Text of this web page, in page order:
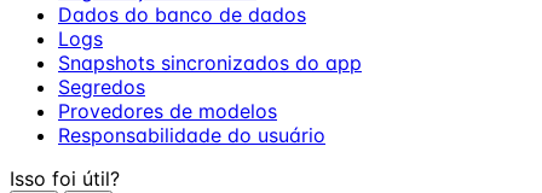
Dados do banco de dados
Logs
Snapshots sincronizados do app
Segredos
Provedores de modelos
Responsabilidade do usuário
Isso foi útil?